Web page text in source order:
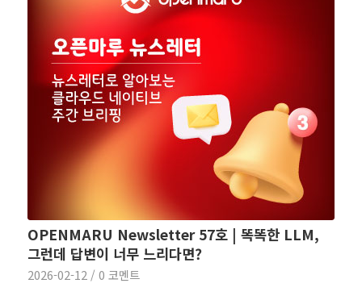
OPENMARU Newsletter 57호 | 똑똑한 LLM,
그런데 답변이 너무 느리다면?
2026-02-12 / 0 코멘트